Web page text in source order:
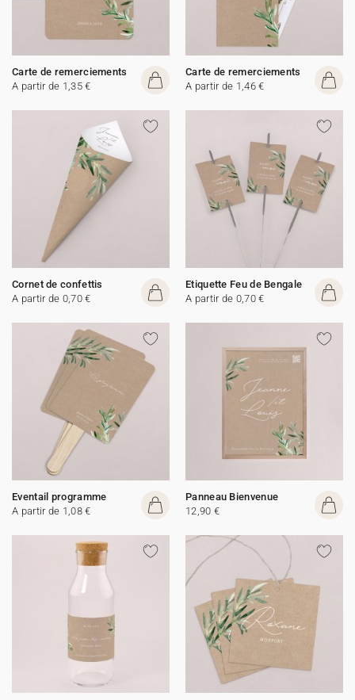
Carte de remerciements
A partir de 1,35 €
Carte de remerciements
A partir de 1,46 €
Cornet de confettis
A partir de 0,70 €
Etiquette Feu de Bengale
A partir de 0,70 €
Eventail programme
A partir de 1,08 €
Panneau Bienvenue
12,90 €